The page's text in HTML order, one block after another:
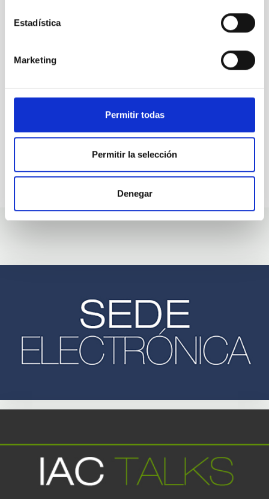
Estadística
Marketing
Permitir todas
Permitir la selección
Denegar
looking for people with
talent.